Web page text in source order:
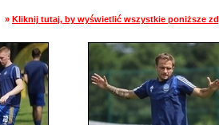
» Kliknij tutaj, by wyświetlić wszystkie poniższe